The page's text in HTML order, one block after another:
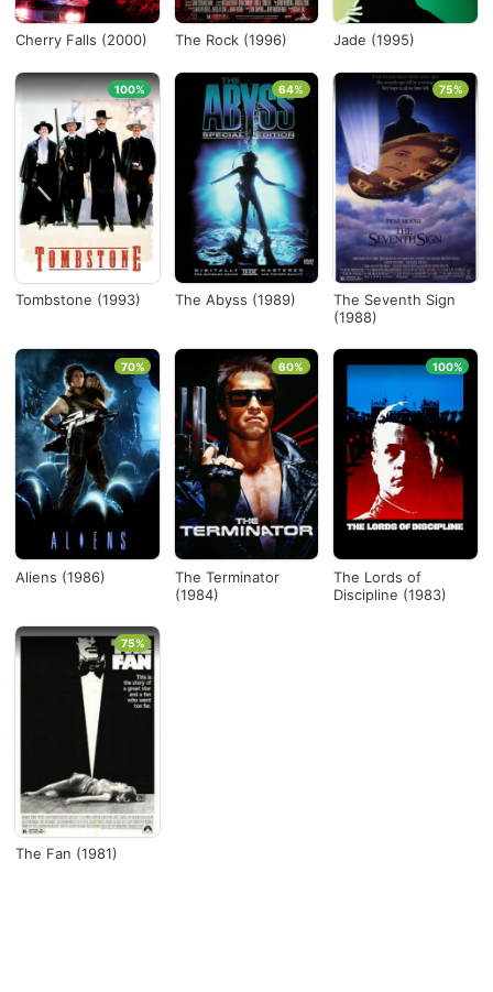
Cherry Falls (2000) The Rock (1996) Jade (1995)
Tombstone (1993)
100%
The Abyss (1989)
64%
The Seventh Sign
(1988)
75%
Aliens (1986)
70%
The Terminator
(1984)
60%
The Lords of
Discipline (1983)
100%
The Fan (1981)
75%